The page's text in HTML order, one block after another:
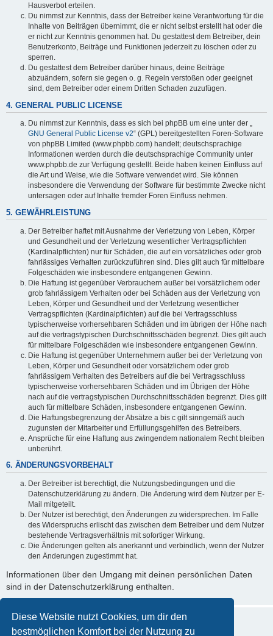
Diese Website nutzt Cookies, um dir den
bestmöglichen Komfort bei der Nutzung zu
Hausverbot erteilen.
Du nimmst zur Kenntnis, dass der Betreiber keine Verantwortung für die
Inhalte von Beiträgen übernimmt, die er nicht selbst erstellt hat oder die
er nicht zur Kenntnis genommen hat. Du gestattest dem Betreiber, dein
Benutzerkonto, Beiträge und Funktionen jederzeit zu löschen oder zu
sperren.
Du gestattest dem Betreiber darüber hinaus, deine Beiträge
abzuändern, sofern sie gegen o. g. Regeln verstoßen oder geeignet
sind, dem Betreiber oder einem Dritten Schaden zuzufügen.
4. GENERAL PUBLIC LICENSE
Du nimmst zur Kenntnis, dass es sich bei phpBB um eine unter der „
GNU General Public License v2“ (GPL) bereitgestellten Foren-Software
von phpBB Limited (www.phpbb.com) handelt; deutschsprachige
Informationen werden durch die deutschsprachige Community unter
www.phpbb.de zur Verfügung gestellt. Beide haben keinen Einfluss auf
die Art und Weise, wie die Software verwendet wird. Sie können
insbesondere die Verwendung der Software für bestimmte Zwecke nicht
untersagen oder auf Inhalte fremder Foren Einfluss nehmen.
5. GEWÄHRLEISTUNG
Der Betreiber haftet mit Ausnahme der Verletzung von Leben, Körper
und Gesundheit und der Verletzung wesentlicher Vertragspflichten
(Kardinalpflichten) nur für Schäden, die auf ein vorsätzliches oder grob
fahrlässiges Verhalten zurückzuführen sind. Dies gilt auch für mittelbare
Folgeschäden wie insbesondere entgangenen Gewinn.
Die Haftung ist gegenüber Verbrauchern außer bei vorsätzlichem oder
grob fahrlässigem Verhalten oder bei Schäden aus der Verletzung von
Leben, Körper und Gesundheit und der Verletzung wesentlicher
Vertragspflichten (Kardinalpflichten) auf die bei Vertragsschluss
typischerweise vorhersehbaren Schäden und im übrigen der Höhe nach
auf die vertragstypischen Durchschnittsschäden begrenzt. Dies gilt auch
für mittelbare Folgeschäden wie insbesondere entgangenen Gewinn.
Die Haftung ist gegenüber Unternehmern außer bei der Verletzung von
Leben, Körper und Gesundheit oder vorsätzlichem oder grob
fahrlässigem Verhalten des Betreibers auf die bei Vertragsschluss
typischerweise vorhersehbaren Schäden und im Übrigen der Höhe
nach auf die vertragstypischen Durchschnittsschäden begrenzt. Dies gilt
auch für mittelbare Schäden, insbesondere entgangenen Gewinn.
Die Haftungsbegrenzung der Absätze a bis c gilt sinngemäß auch
zugunsten der Mitarbeiter und Erfüllungsgehilfen des Betreibers.
Ansprüche für eine Haftung aus zwingendem nationalem Recht bleiben
unberührt.
6. ÄNDERUNGSVORBEHALT
Der Betreiber ist berechtigt, die Nutzungsbedingungen und die
Datenschutzerklärung zu ändern. Die Änderung wird dem Nutzer per E-
Mail mitgeteilt.
Der Nutzer ist berechtigt, den Änderungen zu widersprechen. Im Falle
des Widerspruchs erlischt das zwischen dem Betreiber und dem Nutzer
bestehende Vertragsverhältnis mit sofortiger Wirkung.
Die Änderungen gelten als anerkannt und verbindlich, wenn der Nutzer
den Änderungen zugestimmt hat.
Informationen über den Umgang mit deinen persönlichen Daten
sind in der Datenschutzerklärung enthalten.